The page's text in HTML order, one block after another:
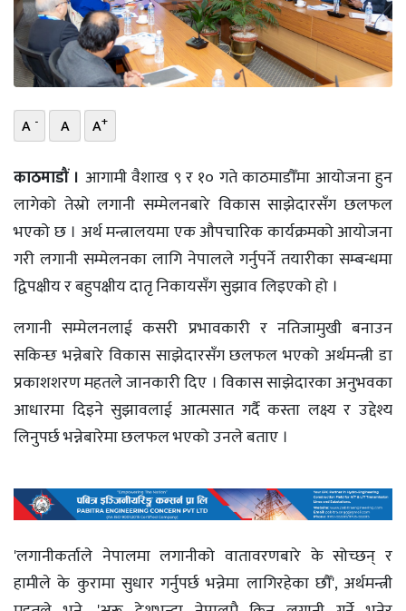
भिडियो
छापा
खोज
प्रोफाइल
ऊर्जा
विशेष
A - A A+
काठमाडौं । आगामी वैशाख ९ र १० गते काठमाडौँमा आयोजना हुन
लागेको तेस्रो लगानी सम्मेलनबारे विकास साझेदारसँग छलफल
भएको छ । अर्थ मन्त्रालयमा एक औपचारिक कार्यक्रमको आयोजना
गरी लगानी सम्मेलनका लागि नेपालले गर्नुपर्ने तयारीका सम्बन्धमा
द्विपक्षीय र बहुपक्षीय दातृ निकायसँग सुझाव लिइएको हो ।
लगानी सम्मेलनलाई कसरी प्रभावकारी र नतिजामुखी बनाउन
सकिन्छ भन्नेबारे विकास साझेदारसँग छलफल भएको अर्थमन्त्री डा
प्रकाशशरण महतले जानकारी दिए । विकास साझेदारका अनुभवका
आधारमा दिइने सुझावलाई आत्मसात गर्दै कस्ता लक्ष्य र उद्देश्य
लिनुपर्छ भन्नेबारेमा छलफल भएको उनले बताए ।
'लगानीकर्ताले नेपालमा लगानीको वातावरणबारे के सोच्छन् र
हामीले के कुरामा सुधार गर्नुपर्छ भन्नेमा लागिरहेका छौँ', अर्थमन्त्री